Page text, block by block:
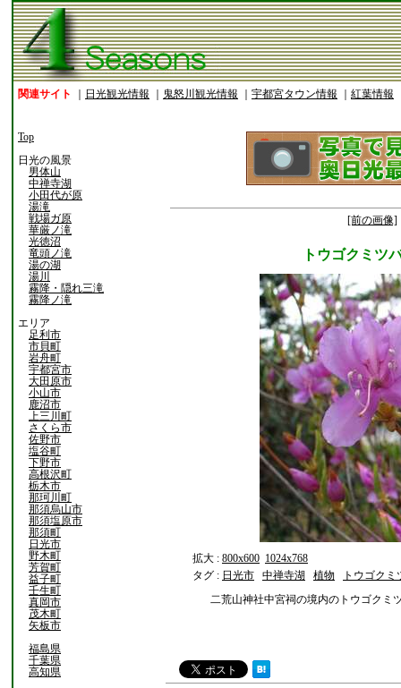
関連サイト 日光観光情報 鬼怒川観光情報 宇都宮タウン情報 紅葉情報
Top
日光の風景
男体山
中禅寺湖
小田代が原
湯滝
戦場ガ原
華厳ノ滝
光徳沼
竜頭ノ滝
湯の湖
湯川
霧降・隠れ三滝
霧降ノ滝
エリア
足利市
市貝町
岩舟町
宇都宮市
大田原市
小山市
鹿沼市
上三川町
さくら市
佐野市
塩谷町
下野市
高根沢町
栃木市
那珂川町
那須烏山市
那須塩原市
那須町
日光市
野木町
芳賀町
益子町
壬生町
真岡市
茂木町
矢板市
福島県
千葉県
高知県
[前の画像]
トウゴクミツ
拡大 : 800x600 1024x768
タグ : 日光市 中禅寺湖 植物
トウゴク
二荒山神社中宮祠の境内のトウゴクミ